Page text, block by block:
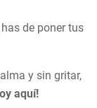
de poner tus
y sin gritar,
aquí!